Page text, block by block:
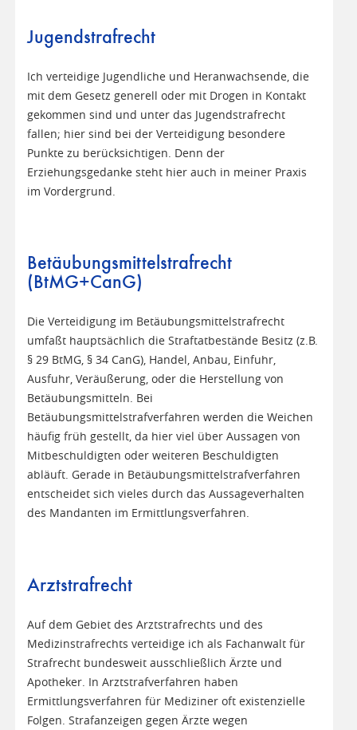
Jugendstrafrecht
Ich verteidige Jugendliche und Heranwachsende, die
mit dem Gesetz generell oder mit Drogen in Kontakt
gekommen sind und unter das Jugendstrafrecht
fallen; hier sind bei der Verteidigung besondere
Punkte zu berücksichtigen. Denn der
Erziehungsgedanke steht hier auch in meiner Praxis
im Vordergrund.
Betäubungsmittelstrafrecht
(BtMG+CanG)
Die Verteidigung im Betäubungsmittelstrafrecht
umfaßt hauptsächlich die Straftatbestände Besitz (z.B.
§ 29 BtMG, § 34 CanG), Handel, Anbau, Einfuhr,
Ausfuhr, Veräußerung, oder die Herstellung von
Betäubungsmitteln. Bei
Betäubungsmittelstrafverfahren werden die Weichen
häufig früh gestellt, da hier viel über Aussagen von
Mitbeschuldigten oder weiteren Beschuldigten
abläuft. Gerade in Betäubungsmittelstrafverfahren
entscheidet sich vieles durch das Aussageverhalten
des Mandanten im Ermittlungsverfahren.
Arztstrafrecht
Auf dem Gebiet des Arztstrafrechts und des
Medizinstrafrechts verteidige ich als Fachanwalt für
Strafrecht bundesweit ausschließlich Ärzte und
Apotheker. In Arztstrafverfahren haben
Ermittlungsverfahren für Mediziner oft existenzielle
Folgen. Strafanzeigen gegen Ärzte wegen